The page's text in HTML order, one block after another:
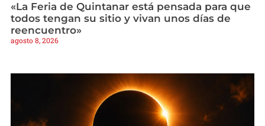
«La Feria de Quintanar está pensada para que
todos tengan su sitio y vivan unos días de
reencuentro»
agosto 8, 2026